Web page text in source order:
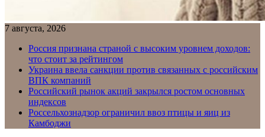
7 августа, 2026
Россия признана страной с высоким уровнем доходов:
что стоит за рейтингом
Украина ввела санкции против связанных с российским
ВПК компаний
Российский рынок акций закрылся ростом основных
индексов
Россельхознадзор ограничил ввоз птицы и яиц из
Камбоджи